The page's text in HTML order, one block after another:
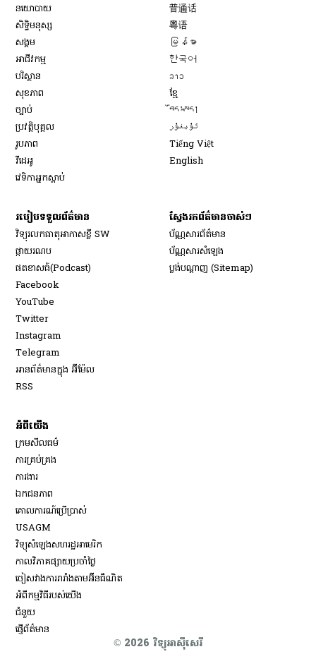
នយោបាយ
សិទ្ធិ​មនុស្ស
សង្គម
អាជីវកម្ម
បរិស្ថាន
សុខភាព
ច្បាប់
ប្រវត្តិបុគ្គល
រូបភាព
វីដេអូ
វេទិកា​អ្នក​ស្ដាប់
普通话
粤语
မြန်မာ
한국어
ລາວ
ខ្មែ
བོད་སྐད།
ئۇيغۇر
Tiếng Việt
English
របៀប​ទទួល​ព័ត៌មាន​
វិទ្យុ​រលក​ធាតុអាកាស​ខ្លី SW
​ផ្កាយ​រណប
​ផតខាសធ៍(Podcast)
Facebook
YouTube
Twitter
Instagram
Telegram
អានព័ត៌មានក្នុង អ៊ីម៉ែល
RSS
ស្វែងរកព័ត៌មានចាស់ៗ
ប័ណ្ណសារ​ព័ត៌មាន​
ប័ណ្ណសារ​សំឡេង
ប្លង់បណ្តាញ (Sitemap)
អំពីយើង
ក្រមសីលធម៌
ការគ្រប់គ្រង
ការងារ
ឯកជនភាព
គោលការណ៍ប្រើប្រាស់
USAGM
វិទ្យុសំឡេងសហរដ្ឋអាមេរិក
កាលវិភាគផ្សាយប្រចាំថ្ងៃ
ចៀសវាង​ការរារាំង​តាម​អ៊ីនធឺណិត
អំពីកម្មវិធីរបស់យើង
ជំនួយ
ផ្ញើព័ត៌មាន
© 2026 វិទ្យុអាស៊ីសេរី